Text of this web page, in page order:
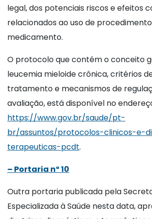
legal, dos potenciais riscos e efeitos
relacionados ao uso de
medicamento.
O protocolo que contém o conceito
leucemia mieloide crônica, critérios
tratamento e mecanismos de
avaliação, está disponível no
https://www.gov.br/saude/pt-
br/assuntos/protocolos-clinicos-e-
terapeuticas-pcdt.
– Portaria nº 10
Outra portaria publicada pela
Especializada à Saúde nesta data,